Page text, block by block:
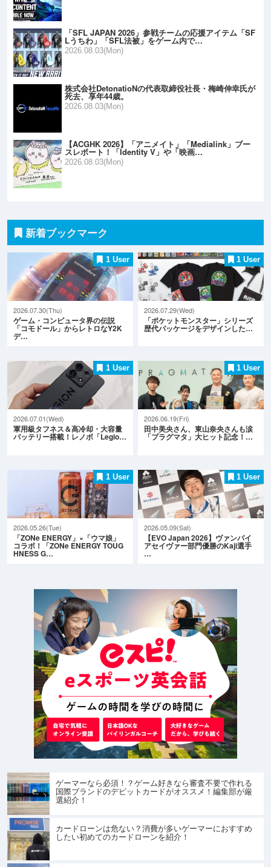
「SFL JAPAN 2026」参戦チームの応援アイテム「SF
Lうちわ」「SFL法被」をゲーム内で…
2026.08.03(Mon)
株式会社DetonatioNの代表取締役社長・梅崎伸幸氏が
死去、享年44歳。
2026.08.03(Mon)
【ACGHK 2026】「アニメイト」「Medialink」ブー
スレポート！「Identity V」や「映画…
2026.08.03(Mon)
新着ブックマーク
1 User
2026.07.30(Thu)
ゲーム・コンピュータ界の伝説
「コモドール」からレトロなY2K
デ…
1 User
2026.07.29(Wed)
「ポケットモンスター」シリーズ
歴代パッケージをデザインした…
1 User
2026.07.01(Wed)
軍用級タフネス＆高冷却・大容量
バッテリー搭載！レノボ「Legio…
1 User
2026.06.19(Fri)
田中美央さん、東山奈央さんも涙
「プラグマタ」大ヒット記念！…
1 User
2026.05.26(Tue)
「ZONe ENERGY」×「ウマ娘」
コラボ！「ZONe ENERGY TOUG
HNESS G…
1 User
2026.05.09(Sat)
【EVO Japan 2026】ヴァンパイ
アセイヴァー部門優勝のKaji選手
…
ゲーマーなら必須！？ゲーム好きなら審査不要で作れる
国際ブランドのデビットカードがオススメ！編集部が厳
選紹介！
カードローンは危ない？消費が多いゲーマーにおすすめ
したい初めてのカードローンを紹介！